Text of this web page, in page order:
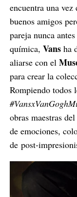
encuentra una
buenos amigos
pareja nunca
química, Vans ha
aliarse con el
para crear la
Rompiendo todos
obras maestras
de emociones,
de post-